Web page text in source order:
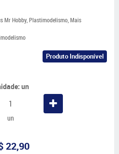
Mr Hobby,Plastimodelismo,Mais
Produto Indisponível
un
un
22,90